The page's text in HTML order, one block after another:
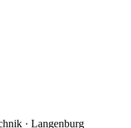
· Langenburg